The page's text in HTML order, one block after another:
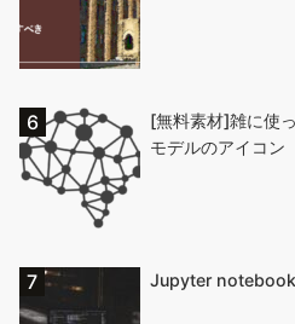
[無料素材]雑に使
モデルのアイコン
Jupyter